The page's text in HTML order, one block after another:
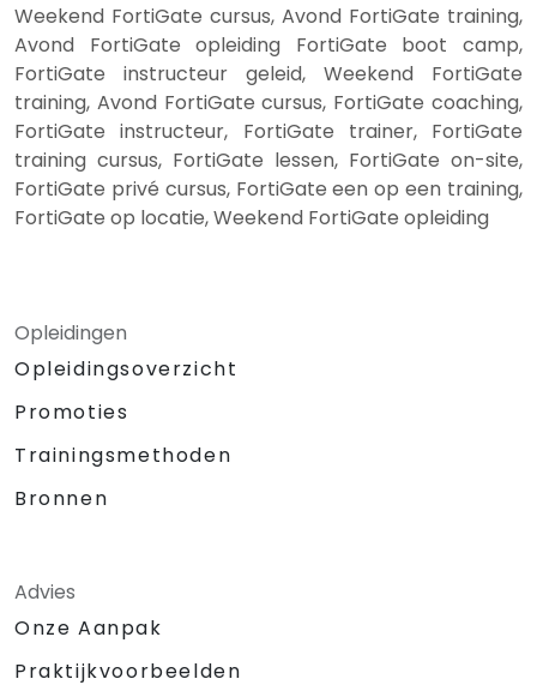
Weekend FortiGate cursus, Avond FortiGate training,
Avond FortiGate opleiding FortiGate boot camp,
FortiGate instructeur geleid, Weekend FortiGate
training, Avond FortiGate cursus, FortiGate coaching,
FortiGate instructeur, FortiGate trainer, FortiGate
training cursus, FortiGate lessen, FortiGate on-site,
FortiGate privé cursus, FortiGate een op een training,
FortiGate op locatie, Weekend FortiGate opleiding
Opleidingen
Opleidingsoverzicht
Promoties
Trainingsmethoden
Bronnen
Advies
Onze Aanpak
Praktijkvoorbeelden